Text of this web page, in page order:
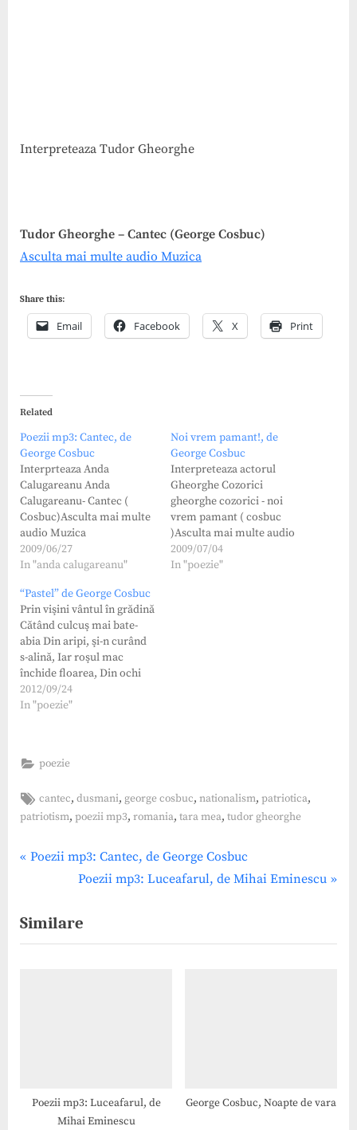
Interpreteaza Tudor Gheorghe
Tudor Gheorghe – Cantec (George Cosbuc)
Asculta mai multe audio Muzica
Share this:
Email Facebook X Print
Related
Poezii mp3: Cantec, de
George Cosbuc
Interprteaza Anda
Calugareanu Anda
Calugareanu- Cantec (
Cosbuc)Asculta mai multe
audio Muzica
2009/06/27
In "anda calugareanu"
Noi vrem pamant!, de
George Cosbuc
Interpreteaza actorul
Gheorghe Cozorici
gheorghe cozorici - noi
vrem pamant ( cosbuc
)Asculta mai multe audio
Diverse
2009/07/04
In "poezie"
“Pastel” de George Cosbuc
Prin vişini vântul în grădină
Cătând culcuş mai bate-
abia Din aripi, şi-n curând
s-alină, Iar roşul mac
închide floarea, Din ochi
clipeşte-ncet cicoarea Şi-
adoarme-apoi şi ea. Eu
gândind aiurea. Sub dealuri
ntunecă prin văi cărarea Şi-
i umbră…
2012/09/24
In "poezie"
poezie
Tags:
cantec,dusmani, george cosbuc,nationalism,patriotica,
patriotism, poezii mp3, romania, tara mea, tudor gheorghe
Post
P
v
i
t
Poezii mp3: Cantec, de George Cosbuc
N
x
t
Poezii mp3: Luceafarul, de Mihai Eminescu
Similare
Poezii mp3: Luceafarul, de
Mihai Eminescu
George Cosbuc, Noapte de vara